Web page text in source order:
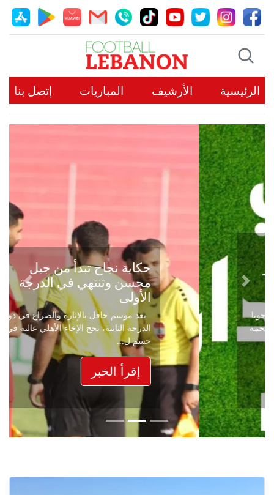
الرئيسية الأرشيف المباريات إتصل بنا
حكاية نجاح تبدأ من جبل
محسن وتنتهي في الدرجة
الأولى
بعد موسم حافل بالإثارة والصراع في دوري
الدرجة الثانية، نجح الإخاء الأهلي عاليه في
حسم ل...
إقرأ الخبر
Previous
Next